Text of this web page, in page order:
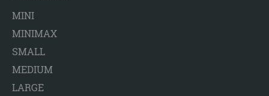
MINI
MINIMAX
SMALL
MEDIUM
LARGE